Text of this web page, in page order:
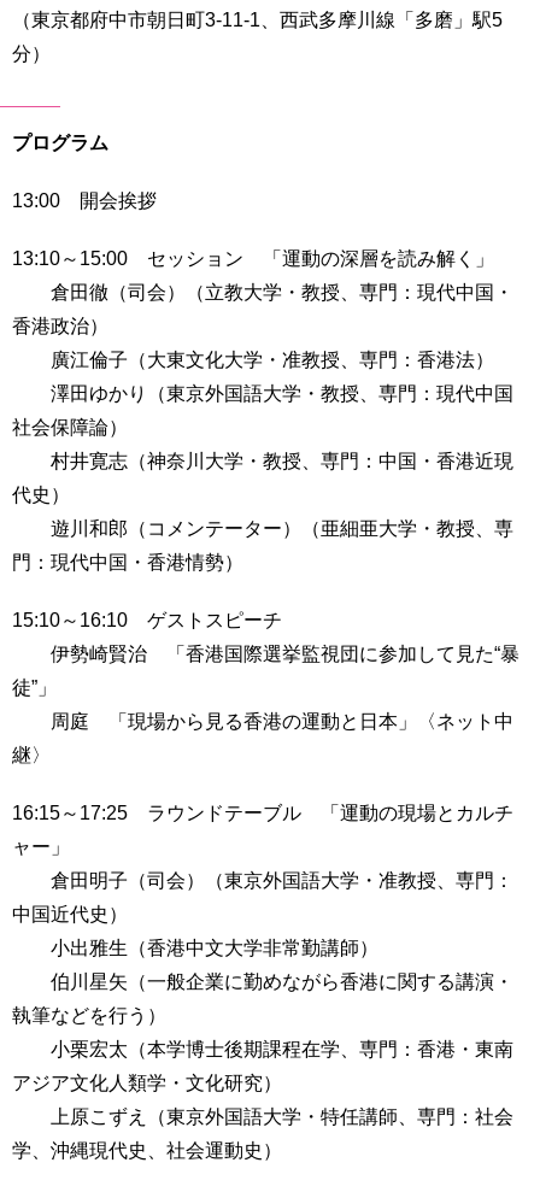
情
報
を
る
お
合
交
ア
ス
サ
マ
プ
地
域
の
教
員
（東京都府中市朝日町3-11-1、西武多摩川線「多磨」駅5
分）
プログラム
13:00 開会挨拶
13:10～15:00 セッション 「運動の深層を読み解く」
倉田徹（司会）（立教大学・教授、専門：現代中国・
香港政治）
廣江倫子（大東文化大学・准教授、専門：香港法）
澤田ゆかり（東京外国語大学・教授、専門：現代中国
社会保障論）
村井寛志（神奈川大学・教授、専門：中国・香港近現
代史）
遊川和郎（コメンテーター）（亜細亜大学・教授、専
門：現代中国・香港情勢）
15:10～16:10 ゲストスピーチ
伊勢崎賢治 「香港国際選挙監視団に参加して見た“暴
徒”」
周庭 「現場から見る香港の運動と日本」〈ネット中
継〉
16:15～17:25 ラウンドテーブル 「運動の現場とカルチ
ャー」
倉田明子（司会）（東京外国語大学・准教授、専門：
中国近代史）
小出雅生（香港中文大学非常勤講師）
伯川星矢（一般企業に勤めながら香港に関する講演・
執筆などを行う）
小栗宏太（本学博士後期課程在学、専門：香港・東南
アジア文化人類学・文化研究）
上原こずえ（東京外国語大学・特任講師、専門：社会
学、沖縄現代史、社会運動史）